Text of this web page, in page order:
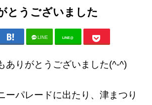
とうございました
LINE LINE@
ありがとうございました(^-^)
ーパレードに出たり、津まつり